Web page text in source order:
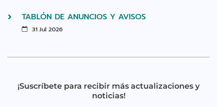
TABLÓN DE ANUNCIOS Y AVISOS
31 Jul 2026
¡Suscríbete para recibir más actualizaciones y
noticias!